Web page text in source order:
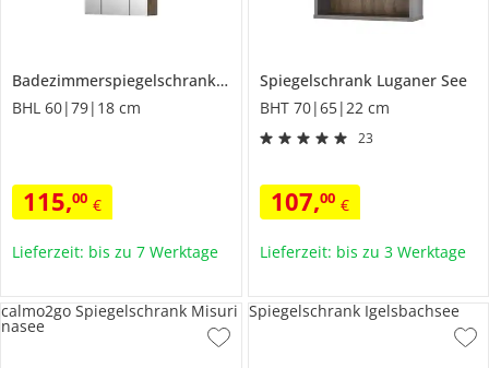
Badezimmerspiegelschrank WALDSEE, Breite 60cm, 3 Spiegeltüren, 9 Fächer, 6 Einlegeböden, in verschiedenen Farben erhältlich, Badmöbel, Spiegel, Badschrank, Bad
BHL 60|79|18 cm
115,00 €
Lieferzeit: bis zu 7 Werktage
Spiegelschrank Luganer See
BHT 70|65|22 cm
23
107,00 €
Lieferzeit: bis zu 3 Werktage
calmo2go Spiegelschrank Misuri
nasee
Spiegelschrank Igelsbachsee